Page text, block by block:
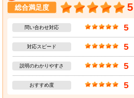
総合満足度 5
問い合わせ対応 5
対応スピード 5
説明のわかりやすさ 5
おすすめ度 5